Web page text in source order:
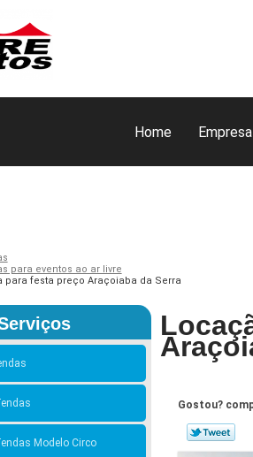
Home Empresa
para eventos ao ar livre
para festa preço Araçoiaba da Serra
Modelo Circo
Gostou?